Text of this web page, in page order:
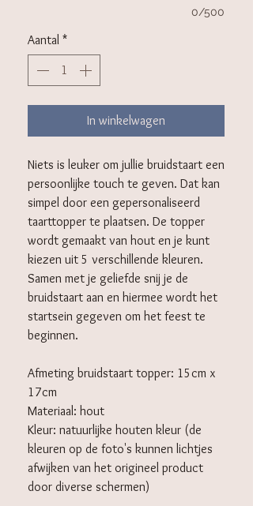
0/500
Aantal *
In winkelwagen
Niets is leuker om jullie bruidstaart een
persoonlijke touch te geven. Dat kan
simpel door een gepersonaliseerd
taarttopper te plaatsen. De topper
wordt gemaakt van hout en je kunt
kiezen uit 5 verschillende kleuren.
Samen met je geliefde snij je de
bruidstaart aan en hiermee wordt het
startsein gegeven om het feest te
beginnen.
Afmeting bruidstaart topper: 15cm x
17cm
Materiaal: hout
Kleur: natuurlijke houten kleur (de
kleuren op de foto's kunnen lichtjes
afwijken van het origineel product
door diverse schermen)